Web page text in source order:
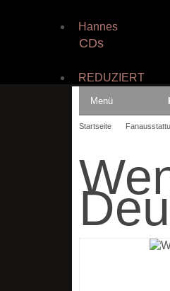
Hannes
CDs
REDUZIERT
Menü
Startseite